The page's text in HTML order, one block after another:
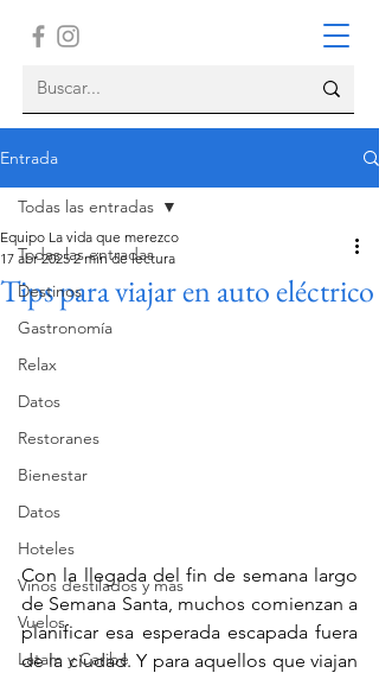
Entrada
Todas las entradas
Destinos
Gastronomía
Relax
Datos
Restoranes
Bienestar
Datos
Hoteles
Vinos destilados y mas
Vuelos
Latam y Caribe
Todas las entradas
Tips para viajar en auto eléctrico
Equipo La vida que merezco
17 abr 2025 2 min de lectura
Con la llegada del fin de semana largo
de Semana Santa, muchos comienzan a
planificar esa esperada escapada fuera
de la ciudad. Y para aquellos que viajan